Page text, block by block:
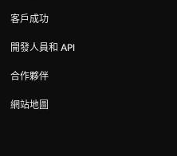
客戶成功
開發人員和 API
合作夥伴
網站地圖